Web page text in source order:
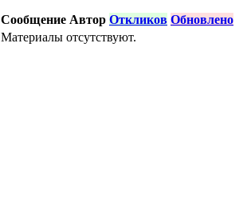
Сообщение Автор Откликов Обновлено
Материалы отсутствуют.